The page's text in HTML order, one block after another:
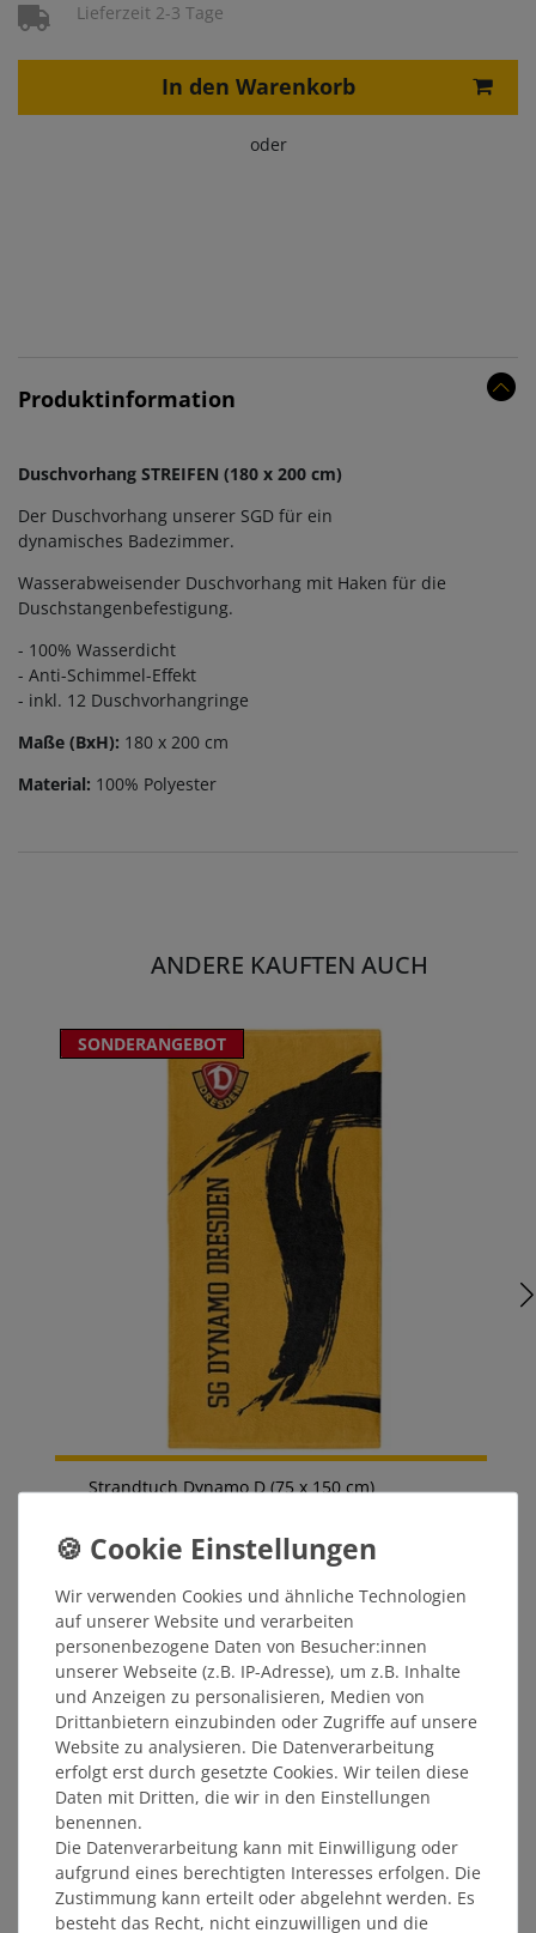
Lieferzeit 2-3 Tage
In den Warenkorb
oder
Produktinformation
Duschvorhang STREIFEN (180 x 200 cm)
Der Duschvorhang unserer SGD für ein
dynamisches Badezimmer.
Wasserabweisender Duschvorhang mit Haken für die
Duschstangenbefestigung.
- 100% Wasserdicht
- Anti-Schimmel-Effekt
- inkl. 12 Duschvorhangringe
Maße (BxH): 180 x 200 cm
Material: 100% Polyester
ANDERE KAUFTEN AUCH
SONDERANGEBOT
Strandtuch Dynamo D (75 x 150 cm)
18,00 €
STATT: 24,99 €
ÄHNLICHE ARTIKEL
Wir verwenden Cookies und ähnliche Technologien
auf unserer Website und verarbeiten
personenbezogene Daten von Besucher:innen
unserer Webseite (z.B. IP-Adresse), um z.B. Inhalte
und Anzeigen zu personalisieren, Medien von
Drittanbietern einzubinden oder Zugriffe auf unsere
Website zu analysieren. Die Datenverarbeitung
erfolgt erst durch gesetzte Cookies. Wir teilen diese
Daten mit Dritten, die wir in den Einstellungen
benennen.
Die Datenverarbeitung kann mit Einwilligung oder
aufgrund eines berechtigten Interesses erfolgen. Die
Zustimmung kann erteilt oder abgelehnt werden. Es
besteht das Recht, nicht einzuwilligen und die